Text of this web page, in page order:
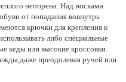
неопрена. Над носками
от попадания вовнутрь
крючки для крепления к
либо специальные
кеды или высокие кроссовки.
преодолевая ручей или